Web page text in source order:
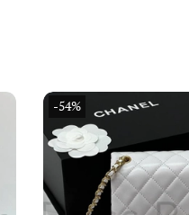
-54%